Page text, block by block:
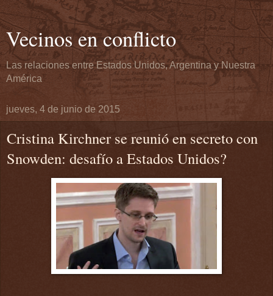
Vecinos en conflicto
Las relaciones entre Estados Unidos, Argentina y Nuestra
América
jueves, 4 de junio de 2015
Cristina Kirchner se reunió en secreto con
Snowden: desafío a Estados Unidos?